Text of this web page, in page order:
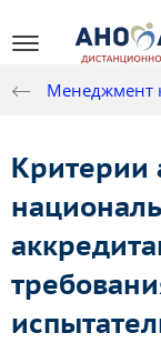
Менеджмент
Критерии